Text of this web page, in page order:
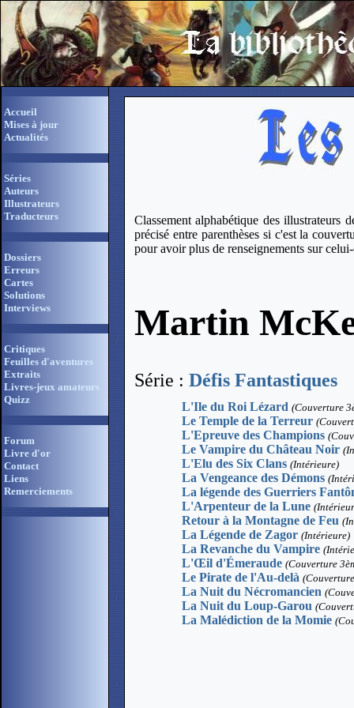
Accueil
Mises à jour
Actualités
Séries
Auteurs
Illustrateurs
Traducteurs
Dossiers
Erreurs
Cartes
Solutions
Interviews
Critiques
Feuilles d'aventures
Extraits
Livres-jeux amateurs
Quizz
Forum
Livre d'or
Contact
Liens
Remerciements
Classement alphabétique des
précisé entre parenthèses si c'est la
pour avoir plus de renseignements sur
Martin
Série : Défis Fantastiques
L'Ile du Roi Lézard (Couverture
Le Temple de la Terreur
L'Epreuve des Champions
Le Vampire du Château Noir
L'Elu des Six Clans (Intérieure)
La Vengeance des Démons
La légende des Guerriers
L'Arpenteur de la Lune
Retour à la Montagne de Feu
La Légende de Zagor (Intérieure)
La Revanche du Vampire
L'Œil d'Émeraude (Couverture
Le Pirate de l'Au-delà
La Nuit du Nécromancien
La Nuit du Loup-Garou
La Malédiction de la Momie